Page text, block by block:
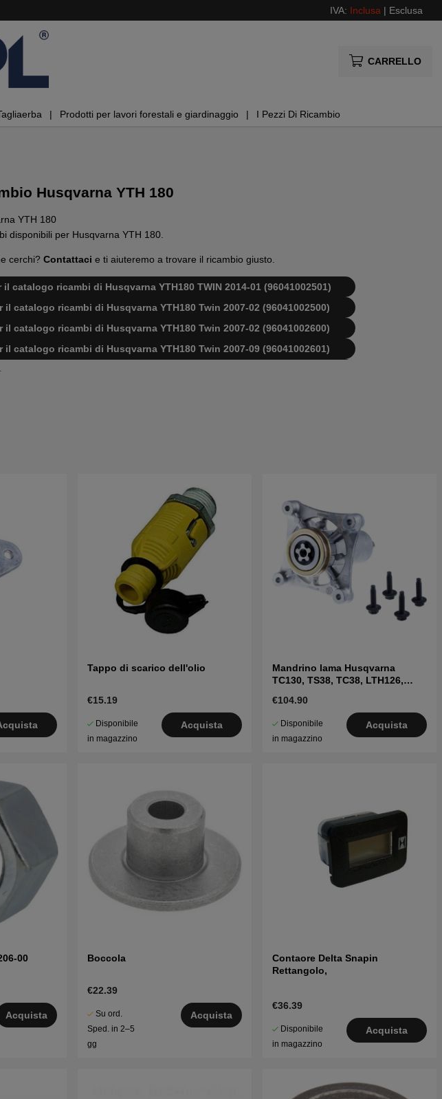
IVA: Inclusa | Esclusa
CARRELLO
Prodotti per lavori forestali e giardinaggio I Pezzi Di Ricambio
Husqvarna YTH 180
YTH 180
disponibili per Husqvarna YTH 180.
cerchi? Contattaci e ti aiuteremo a trovare il ricambio giusto.
catalogo ricambi di Husqvarna YTH180 TWIN 2014-01 (96041002501)
il catalogo ricambi di Husqvarna YTH180 Twin 2007-02 (96041002500)
il catalogo ricambi di Husqvarna YTH180 Twin 2007-02 (96041002600)
il catalogo ricambi di Husqvarna YTH180 Twin 2007-09 (96041002601)
il catalogo ricambi di Husqvarna YTH180 1998-12 (HEYTH180A)
per il catalogo ricambi di Husqvarna YTH180 1999-03 (954140010H)
per il catalogo ricambi di Husqvarna YTH180 1999-10 (954140109A)
Tappo di scarico dell'olio
€15.19
Disponibile
in magazzino
Acquista
Mandrino lama Husqvarna
TC130, TS38, TC38, LTH126,
€104.90
Disponibile
in magazzino
Acquista
00
Acquista
Boccola
€22.39
Su ord.
Sped. in 2–5
gg
Acquista
Contaore Delta Snapin
Rettangolo,
€36.39
Disponibile
in magazzino
Acquista